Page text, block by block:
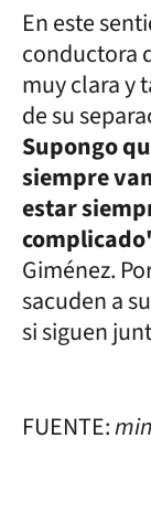
En este
conductora
muy clara y
de su
Supongo
siempre
estar
Giménez.
sacuden a
si siguen
FUENTE: